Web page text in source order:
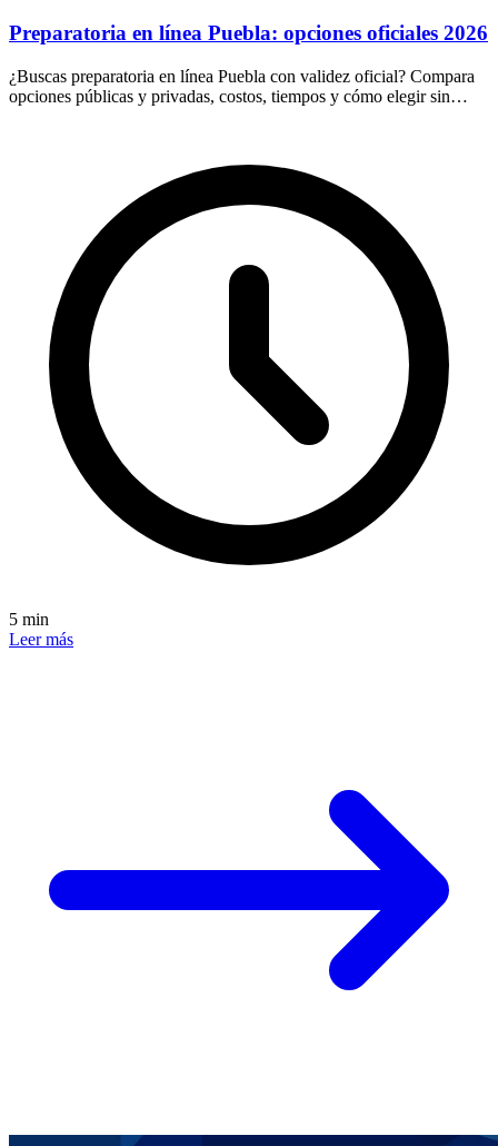
Preparatoria en línea Puebla: opciones oficiales 2026
¿Buscas preparatoria en línea Puebla con validez oficial? Compara
opciones públicas y privadas, costos, tiempos y cómo elegir sin
5 min
Leer más